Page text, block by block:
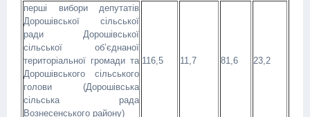
перші вибори депутатів
Дорошівської сільської
ради Дорошівської
сільської об’єднаної
територіальної громади та
Дорошівського сільського
голови (Дорошівська
сільська рада
Вознесенського району)
116,5 11,7 81,6 23,2